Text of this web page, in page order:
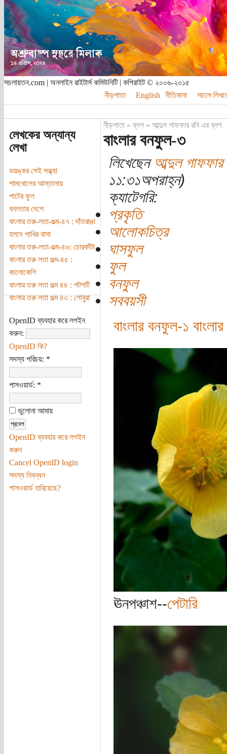
সচলায়তন.com | অনলাইন রাইটার্স কমিউনিটি | কপিরাইট © ২০০৬-২০১৫
নীড়পাতা
English নীতিমালা সচলে
লেখকের অন্যান্য
লেখা
ভয়ঙ্কর সেই সন্ধ্যা
শামখোলের আস্তানায়
পাটের ফুল
বনলতার দেশে
বাংলার তরু-লতা-গুল্ম-৪৭ : দাঁতরাঙা
হলদে পাখির বাসা
বাংলার তরু-লতা-গুল্ম-৪৬: চোরকাঁটা
বাংলার তরু লতা গুল্ম-৪৫ :
কালোকেশি
বাংলার তরু লতা গুল্ম ৪৪ : পটপটি
বাংলার তরু লতা গুল্ম ৪৩ : গোবুরা
OpenID ব্যবহার করে লগইন
করুন:
OpenID কি?
সদস্য পরিচয়: *
পাসওয়ার্ড: *
ভুলোনা আমায়
OpenID ব্যবহার করে লগইন
করুন
Cancel OpenID login
সদস্য নিবন্ধন
পাসওয়ার্ড হারিয়েছে?
নীড়পাতা»ব্লগ» আব্দুল গাফফার রনি এর ব্লগ
বাংলার বনফুল-৩
লিখেছেন আব্দুল গাফফার
১১:৩১অপরাহ্ন)
ক্যাটেগরি:
প্রকৃতি
আলোকচিত্র
ঘাসফুল
ফুল
বনফুল
সববয়সী
বাংলার বনফুল-১
ঊনপঞ্চাশ--পেটারি